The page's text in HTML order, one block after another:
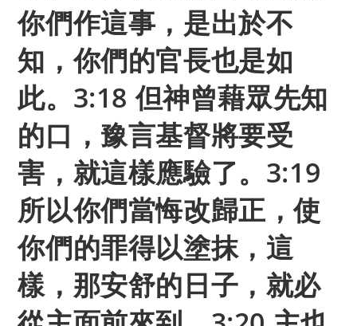
你們作這事，是出於不
知，你們的官長也是如
此。3:18 但神曾藉眾先知
的口，豫言基督將要受
害，就這樣應驗了。3:19
所以你們當悔改歸正，使
你們的罪得以塗抹，這
樣，那安舒的日子，就必